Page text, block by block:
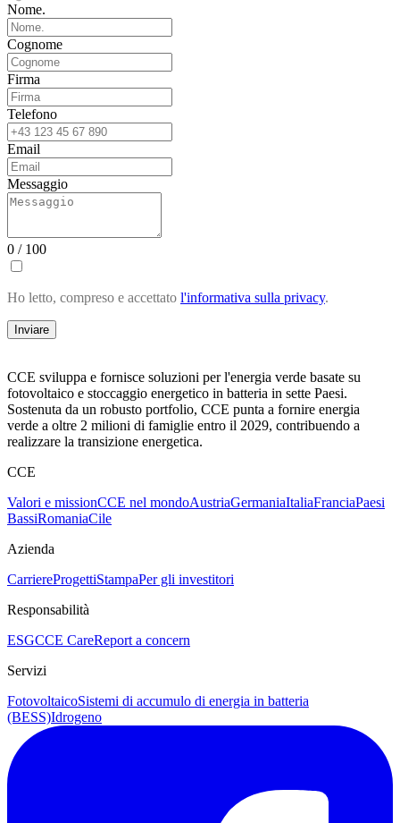
Nome.
Cognome
Firma
Telefono
Email
Messaggio
0 / 100
Ho letto, compreso e accettato l'informativa sulla privacy.
Inviare
CCE sviluppa e fornisce soluzioni per l'energia verde basate su
fotovoltaico e stoccaggio energetico in batteria in sette Paesi.
Sostenuta da un robusto portfolio, CCE punta a fornire energia
verde a oltre 2 milioni di famiglie entro il 2029, contribuendo a
realizzare la transizione energetica.
CCE
Valori e missionCCE nel mondoAustriaGermaniaItaliaFranciaPaesi
BassiRomaniaCile
Azienda
CarriereProgettiStampaPer gli investitori
Responsabilità
ESGCCE CareReport a concern
Servizi
FotovoltaicoSistemi di accumulo di energia in batteria
(BESS)Idrogeno